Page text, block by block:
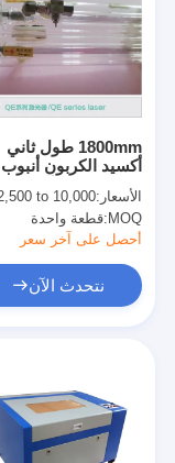
أشرطة فيديو
1800mm طول ثاني
أكسيد الكربون أنبوب
زجاجي ليزر لآلة
بالليزر
الأسعار:2,500 to 10,000
MOQ: قطعة واحدة
أحصل على آخر سعر
نتحدث الآن